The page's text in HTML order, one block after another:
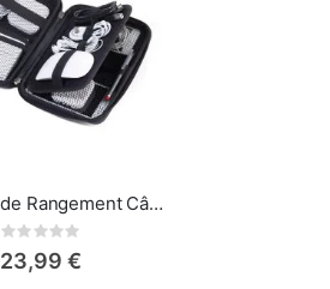
Troika Sac de Rangement Câbles Organisateur Électroniques Rembourré Housse d’Accessoires pour Chargeur, Câbles Noir
Rating:
23,99 €